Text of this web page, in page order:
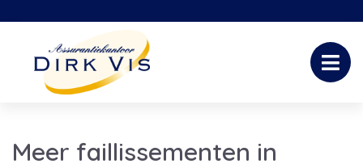
Meer faillissementen in